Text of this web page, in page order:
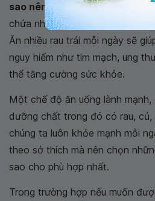
sao nên ăn nhiều rau
, khi rau
chứa nhiều chất dinh dưỡng,
Ăn nhiều rau trái mỗi ngày sẽ
nguy hiểm như tim mạch, ung
thể tăng cường sức khỏe.
Một chế độ ăn uống lành
dưỡng chất trong đó có rau, củ,
chúng ta luôn khỏe mạnh mỗi
theo sở thích mà nên chọn
sao cho phù hợp nhất.
Trong trường hợp nếu muốn